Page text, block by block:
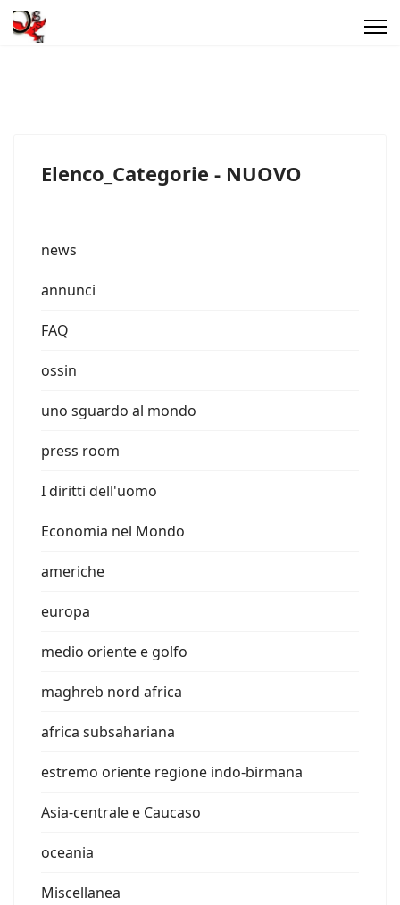
Elenco_Categorie - NUOVO
news
annunci
FAQ
ossin
uno sguardo al mondo
press room
I diritti dell'uomo
Economia nel Mondo
americhe
europa
medio oriente e golfo
maghreb nord africa
africa subsahariana
estremo oriente regione indo-birmana
Asia-centrale e Caucaso
oceania
Miscellanea